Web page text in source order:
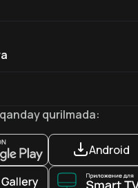
qurilmada:
Android